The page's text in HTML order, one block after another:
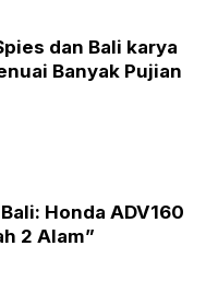
dan Bali karya
Banyak Pujian
Honda ADV160
2 Alam”